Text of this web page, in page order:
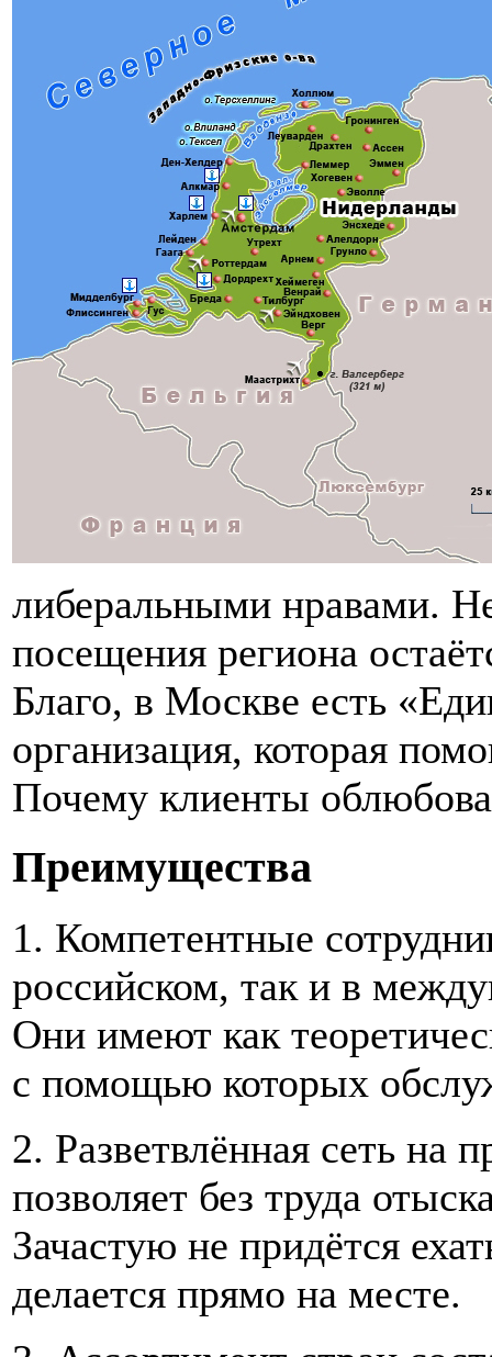
либеральными нравами.
посещения региона
Благо, в Москве есть
организация, которая
Почему клиенты
Преимущества
1. Компетентные
российском, так и в
Они имеют как
с помощью которых
2. Разветвлённая сеть на
позволяет без труда
Зачастую не придётся
делается прямо на месте.